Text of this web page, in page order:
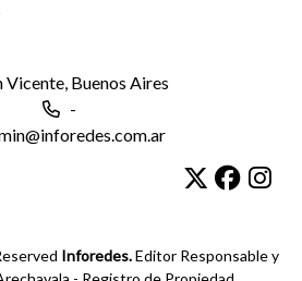
Vicente, Buenos Aires
-
Inforedes.Editor Responsable y